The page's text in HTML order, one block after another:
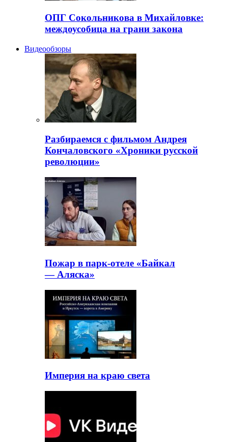
ОПГ Сокольникова в Михайловке:
междоусобица на грани закона
Видеообзоры
Разбираемся с фильмом Андрея
Кончаловского «Хроники русской
революции»
Пожар в парк-отеле «Байкал
— Аляска»
Империя на краю света